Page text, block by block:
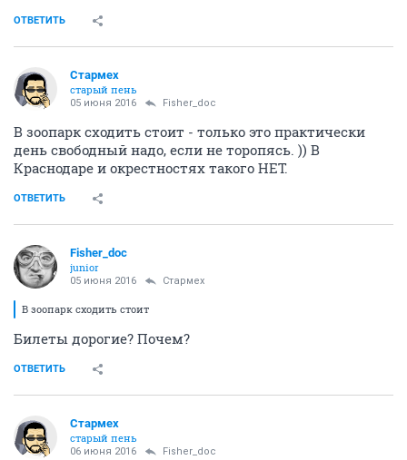
ОТВЕТИТЬ
Стармех
старый пень
05 июня 2016 Fisher_doc
В зоопарк сходить стоит - только это практически
день свободный надо, если не торопясь. )) В
Краснодаре и окрестностях такого НЕТ.
ОТВЕТИТЬ
Fisher_doc
junior
05 июня 2016 Стармех
В зоопарк сходить стоит
Билеты дорогие? Почем?
ОТВЕТИТЬ
Стармех
старый пень
06 июня 2016 Fisher_doc